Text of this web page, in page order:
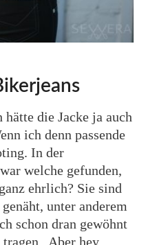
die Jacke ja auch
ich denn passende
In der
welche gefunden,
ehrlich? Sie sind
unter anderem
schon dran gewöhnt
Aber hey,